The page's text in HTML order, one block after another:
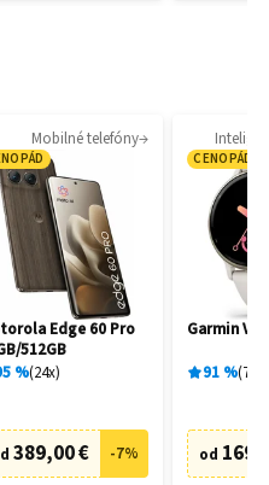
Mobilné telefóny
Edge 60 Pro
512GB
% 24x
389,00 € -7%
CENOPÁD
Garmin
91% 77
od